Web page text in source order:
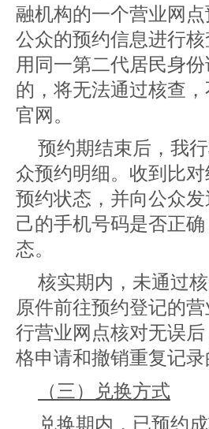
融机构的一个营业网
公众的预约信息进行
用同一第二代居民身
的，将无法通过核查
官网 。
预约期结束后，我
众预约明细。收到比
预约状态，并向公众
己的手机号码是否正
态。
核实期内，未通过
原件前往预约登记的
行营业网点核对无误
格申请和撤销重复记录
（三）兑换方式
兑换期内，已预约